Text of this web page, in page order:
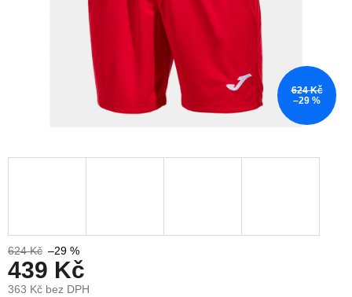
624 Kč
–29 %
624 Kč –29 %
439 Kč
363 Kč bez DPH